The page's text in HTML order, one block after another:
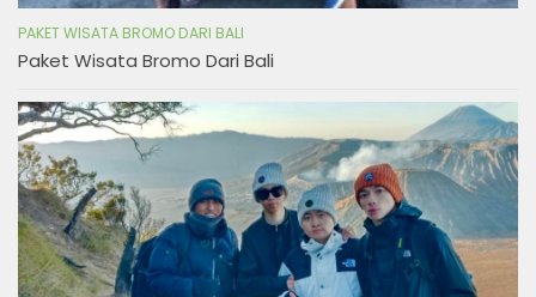
PAKET WISATA BROMO DARI BALI
Paket Wisata Bromo Dari Bali